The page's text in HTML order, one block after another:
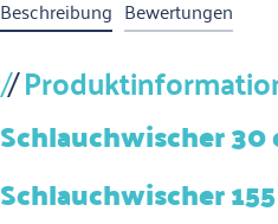
Beschreibung Bewertungen
Schlauchwischer 30
Schlauchwischer